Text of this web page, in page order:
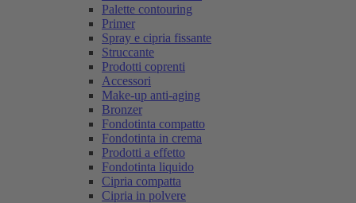
Palette contouring
Primer
Spray e cipria fissante
Struccante
Prodotti coprenti
Accessori
Make-up anti-aging
Bronzer
Fondotinta compatto
Fondotinta in crema
Prodotti a effetto
Fondotinta liquido
Cipria compatta
Cipria in polvere